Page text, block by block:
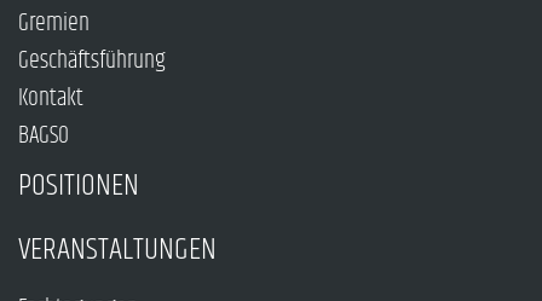
Gremien
Geschäftsführung
Kontakt
BAGSO
POSITIONEN
VERANSTALTUNGEN